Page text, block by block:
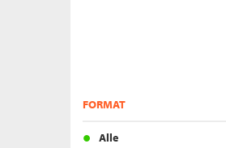
FORMAT
Alle